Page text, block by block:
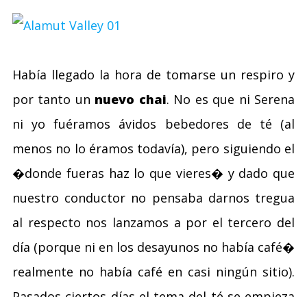
Había llegado la hora de tomarse un respiro y
por tanto un nuevo chai. No es que ni Serena
ni yo fuéramos ávidos bebedores de té (al
menos no lo éramos todavía), pero siguiendo el
�donde fueras haz lo que vieres� y dado que
nuestro conductor no pensaba darnos tregua
al respecto nos lanzamos a por el tercero del
día (porque ni en los desayunos no había café�
realmente no había café en casi ningún sitio).